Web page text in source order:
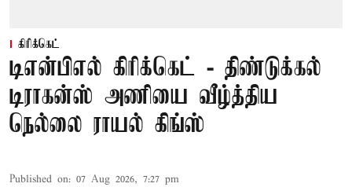
கிரிக்கெட்
டிஎன்பிஎல் கிரிக்கெட் - திண்டுக்கல்
டிராகன்ஸ் அணியை வீழ்த்திய
நெல்லை ராயல் கிங்ஸ்
Published on: 07 Aug 2026, 7:27 pm